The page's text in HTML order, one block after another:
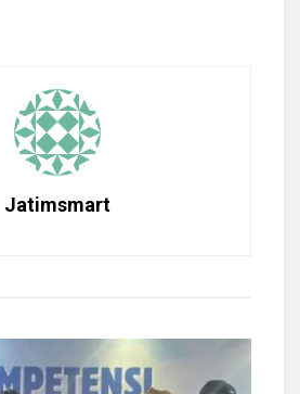
Jatimsmart